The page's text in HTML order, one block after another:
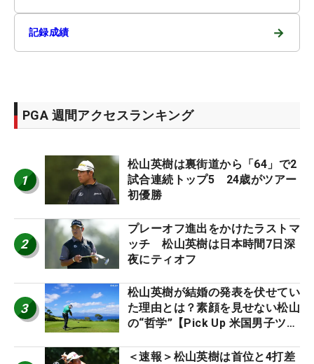
記録成績 →
PGA 週間アクセスランキング
1
松山英樹は裏街道から「64」で2
試合連続トップ5 24歳がツアー
初優勝
2
プレーオフ進出をかけたラストマ
ッチ 松山英樹は日本時間7日深
夜にティオフ
3
松山英樹が結婚の発表を伏せてい
た理由とは？素顔を見せない松山
の“哲学”【Pick Up 米国男子ツア
＜速報＞松山英樹は首位と4打差